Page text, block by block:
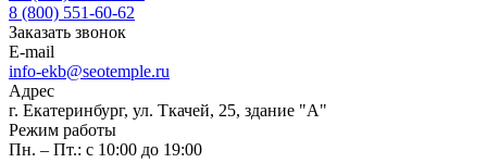
8 (800) 551-60-62
Заказать звонок
E-mail
info-ekb@seotemple.ru
Адрес
г. Екатеринбург, ул. Ткачей, 25, здание "А"
Режим работы
Пн. – Пт.: с 10:00 до 19:00